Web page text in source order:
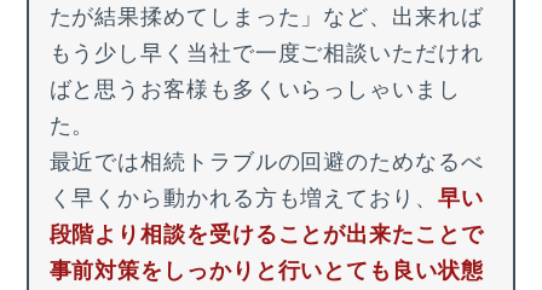
たが結果揉めてしまった」 など、 出来れば
もう少し早く当社で一度ご相談いただけれ
ばと思うお客様も多くいらっしゃいまし
た。
最近では相続トラブルの回避のためなるべ
く早くから動かれる方も増えており、 早い
段階より相談を受けることが出来たことで
事前対策をしっかりと行いとても良い状態